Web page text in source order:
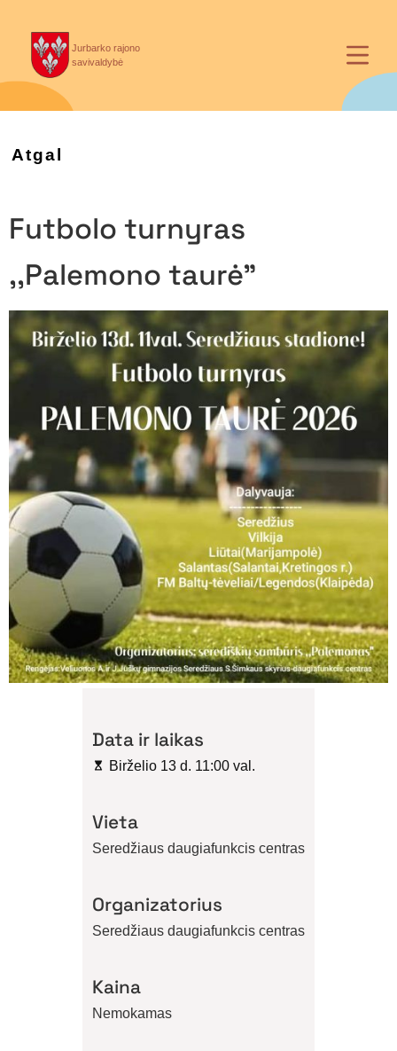
Jurbarko rajono
savivaldybė
Atgal
Futbolo turnyras
,,Palemono taurė”
Data ir laikas
Birželio 13 d. 11:00 val.
Vieta
Seredžiaus daugiafunkcis centras
Organizatorius
Seredžiaus daugiafunkcis centras
Kaina
Nemokamas